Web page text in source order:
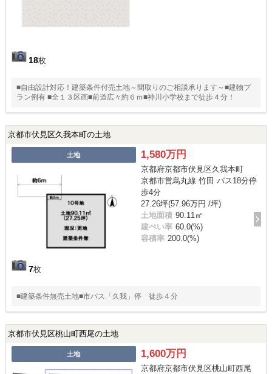
18枚
■自由設計対応！建築条件付売土地～間取りのご相談承ります～■建物プ
ラン例有 ■全１３区画■前道広々約６ｍ■神川小学校まで徒歩４分！
京都市伏見区久我本町の土地
土地
7枚
1,580万円
京都府京都市伏見区久我本町
京都市営烏丸線 竹田 バス18分停
歩4分
27.26坪(57.96万円 /坪)
土地面積 90.11㎡
建ぺい率 60.0(%)
容積率 200.0(%)
■建築条件無売土地■市バス「久我」停 徒歩４分
京都市伏見区桃山町西尾の土地
土地 1,600万円
京都府京都市伏見区桃山町西尾